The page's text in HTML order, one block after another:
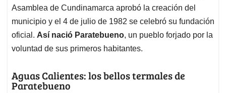
Asamblea de Cundinamarca aprobó la creación del
municipio y el 4 de julio de 1982 se celebró su fundación
oficial. Así nació Paratebueno, un pueblo forjado por la
voluntad de sus primeros habitantes.
Aguas Calientes: los bellos termales de
Paratebueno